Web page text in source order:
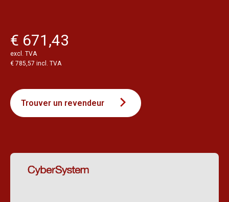
€ 671,43
excl. TVA
€ 785,57 incl. TVA
Trouver un revendeur